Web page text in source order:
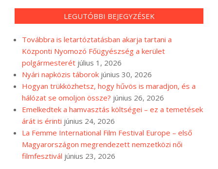
LEGUTÓBBI BEJEGYZÉSEK
Továbbra is letartóztatásban akarja tartani a
Központi Nyomozó Főügyészség a kerület
polgármesterét július 1, 2026
Nyári napközis táborok június 30, 2026
Hogyan trükközhetsz, hogy hűvös is maradjon, és a
hálózat se omoljon össze? június 26, 2026
Emelkedtek a hamvasztás költségei – ez a temetések
árát is érinti június 24, 2026
La Femme International Film Festival Europe – első
Magyarországon megrendezett nemzetközi női
filmfesztivál június 23, 2026